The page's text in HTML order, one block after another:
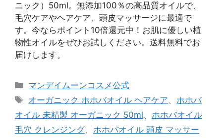
ニック）50ml。無添加100％の高品質オイルで、
毛穴ケアやヘアケア、頭皮マッサージに最適で
す。今ならポイント10倍還元中！お肌に優しい植
物性オイルをぜひお試しください。送料無料でお
届けします。
カ
テ
リ
ー
マンデイムーンコスメ公式
タ
グ
オーガニック ホホバオイル ヘアケア、ホホバ
オイル 未精製 オーガニック 50ml、 ホホバオイル
毛穴 クレンジング、 ホホバオイル 頭皮 マッサー